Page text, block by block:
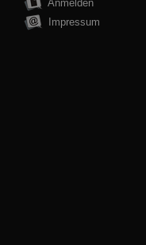
Anmelden
Impressum